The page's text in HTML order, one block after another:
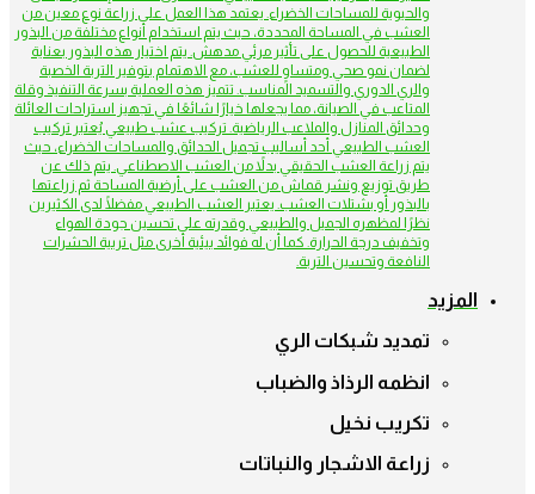
والحيوية للمساحات الخضراء. يعتمد هذا العمل على زراعة نوع معين من
العشب في المساحة المحددة، حيث يتم استخدام أنواع مختلفة من البذور
الطبيعية للحصول على تأثير مرئي مدهش. يتم اختيار هذه البذور بعناية
لضمان نمو صحي ومتساوٍ للعشب، مع الاهتمام بتوفير التربة الخصبة
والري الدوري والتسميد المناسب. تتميز هذه العملية بسرعة التنفيذ وقلة
المتاعب في الصيانة، مما يجعلها خيارًا شائعًا في تجهيز استراحات العائلة
وحدائق المنازل والملاعب الرياضية. تركيب عشب طبيعي يُعتبر تركيب
العشب الطبيعي أحد أساليب تجميل الحدائق والمساحات الخضراء، حيث
يتم زراعة العشب الحقيقي بدلاً من العشب الاصطناعي. يتم ذلك عن
طريق توزيع ونشر قماش من العشب على أرضية المساحة ثم زراعتها
بالبذور أو بشتلات العشب. يعتبر العشب الطبيعي مفضلًا لدى الكثيرين
نظرًا لمظهره الجميل والطبيعي وقدرته على تحسين جودة الهواء
وتخفيف درجة الحرارة. كما أن له فوائد بيئية أخرى مثل تربية الحشرات
النافعة وتحسين التربة.
المزيد
تمديد شبكات الري
انظمه الرذاذ والضباب
تكريب نخيل
زراعة الاشجار والنباتات